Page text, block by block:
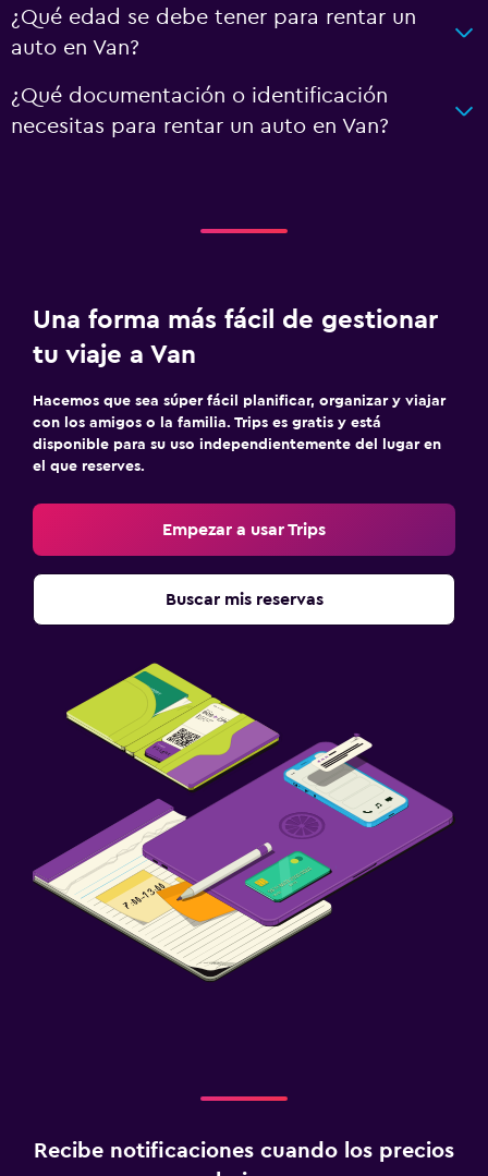
¿Qué edad se debe tener para rentar un
auto en Van?
¿Qué documentación o identificación
necesitas para rentar un auto en Van?
Una forma más fácil de gestionar
tu viaje a Van
Hacemos que sea súper fácil planificar, organizar y viajar
con los amigos o la familia. Trips es gratis y está
disponible para su uso independientemente del lugar en
el que reserves.
Empezar a usar Trips
Buscar mis reservas
Recibe notificaciones cuando los precios